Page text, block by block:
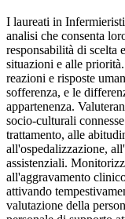
I laureati in
analisi che consenta
responsabilità di scelta
situazioni e alle
reazioni e risposte
sofferenza, e le
appartenenza.
socio-culturali
trattamento, alle
all'ospedalizzazione,
assistenziali.
all'aggravamento
attivando
valutazione della